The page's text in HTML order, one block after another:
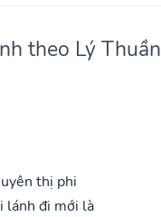
theo Lý Thuần
thị phi
lánh đi mới là